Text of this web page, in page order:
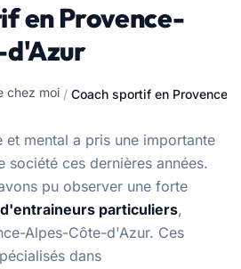
en Provence-
chez moi / Coach sportif en Provence-
et mental a pris une importante
société ces dernières années.
pu observer une forte
d'entraineurs particuliers,
Alpes-Côte-d'Azur. Ces
dans